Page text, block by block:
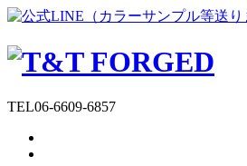
TEL06-6609-6857